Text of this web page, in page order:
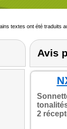
textes ont été traduits
Avis
2